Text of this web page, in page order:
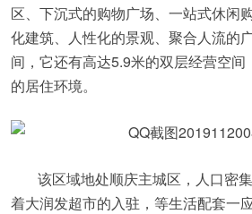
区、下沉式的购物广场、一站式休闲
化建筑、人性化的景观、聚合人流的
间，它还有高达5.9米的双层经营空间
的居住环境。
该区域地处顺庆主城区，人口密
着大润发超市的入驻，等生活配套一